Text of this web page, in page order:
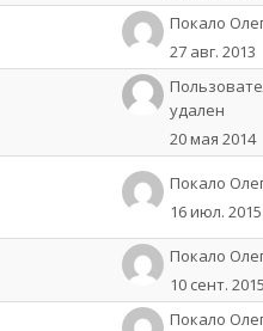
Пoкaлo
27 авг. 2013
удален
20 мая 2014
Пoкaлo
16 июл. 2015
Пoкaлo
10 сент. 2015
Покало